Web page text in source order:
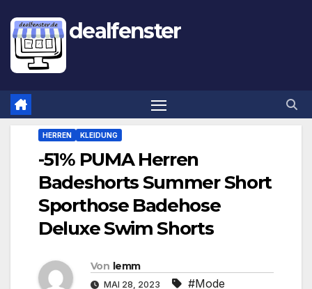
dealfenster
HERREN KLEIDUNG
-51% PUMA Herren
Badeshorts Summer Short
Sporthose Badehose
Deluxe Swim Shorts
Von lemm
MAI 28, 2023 #Mode